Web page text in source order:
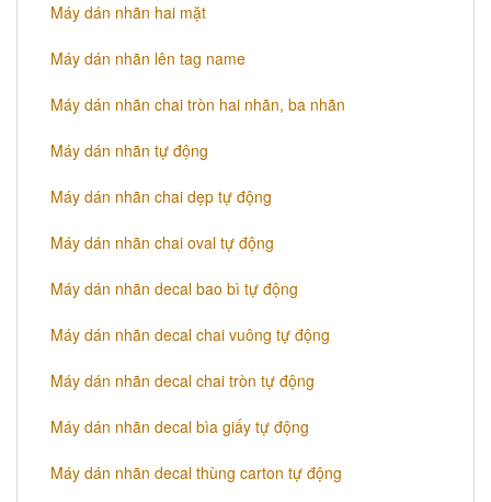
Máy dán nhãn hai mặt
Máy dán nhãn lên tag name
Máy dán nhãn chai tròn hai nhãn, ba nhãn
Máy dán nhãn tự động
Máy dán nhãn chai dẹp tự động
Máy dán nhãn chai oval tự động
Máy dán nhãn decal bao bì tự động
Máy dán nhãn decal chai vuông tự động
Máy dán nhãn decal chai tròn tự động
Máy dán nhãn decal bìa giấy tự động
Máy dán nhãn decal thùng carton tự động